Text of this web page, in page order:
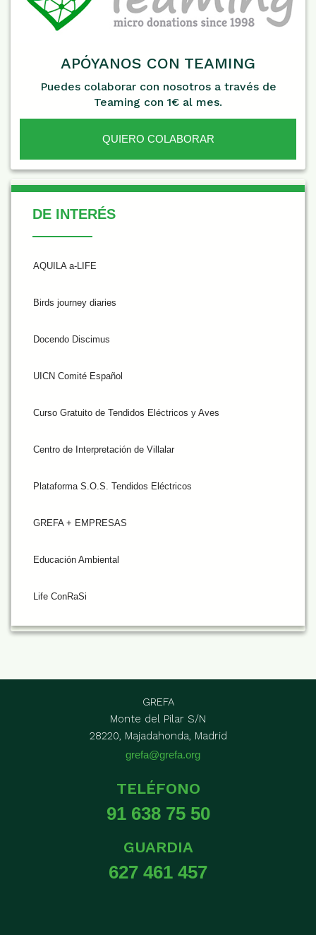
APÓYANOS CON TEAMING
Puedes colaborar con nosotros a través de
Teaming con 1€ al mes.
QUIERO COLABORAR
De Interés
DE INTERÉS
AQUILA a-LIFE
Birds journey diaries
Docendo Discimus
UICN Comité Español
Curso Gratuito de Tendidos Eléctricos y Aves
Centro de Interpretación de Villalar
Plataforma S.O.S. Tendidos Eléctricos
GREFA + EMPRESAS
Educación Ambiental
Life ConRaSi
GREFA
Monte del Pilar S/N
28220, Majadahonda, Madrid
grefa@grefa.org
TELÉFONO
91 638 75 50
GUARDIA
627 461 457